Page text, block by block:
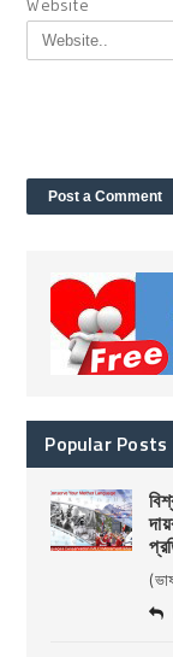
Website
Popular Posts